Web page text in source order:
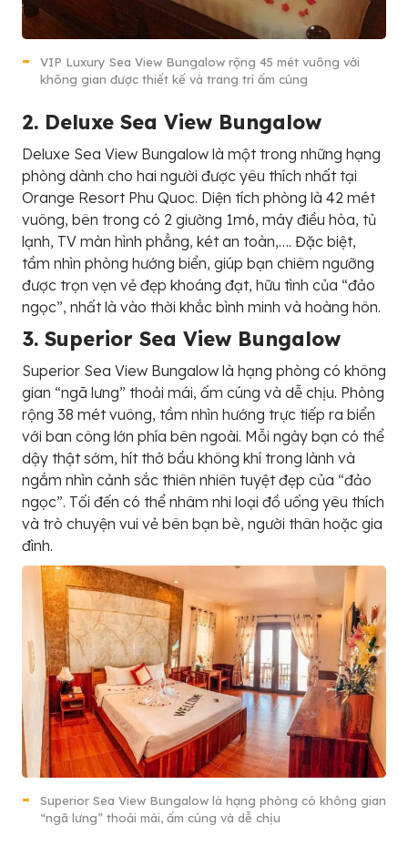
VIP Luxury Sea View Bungalow rộng 45 mét vuông với
không gian được thiết kế và trang trí ấm cúng
2. Deluxe Sea View Bungalow
Deluxe Sea View Bungalow là một trong những hạng
phòng dành cho hai người được yêu thích nhất tại
Orange Resort Phu Quoc. Diện tích phòng là 42 mét
vuông, bên trong có 2 giường 1m6, máy điều hòa, tủ
lạnh, TV màn hình phẳng, két an toàn,…. Đặc biệt,
tầm nhìn phòng hướng biển, giúp bạn chiêm ngưỡng
được trọn vẹn vẻ đẹp khoáng đạt, hữu tình của “đảo
ngọc”, nhất là vào thời khắc bình minh và hoàng hôn.
3. Superior Sea View Bungalow
Superior Sea View Bungalow là hạng phòng có không
gian “ngã lưng” thoải mái, ấm cúng và dễ chịu. Phòng
rộng 38 mét vuông, tầm nhìn hướng trực tiếp ra biển
với ban công lớn phía bên ngoài. Mỗi ngày bạn có thể
dậy thật sớm, hít thở bầu không khí trong lành và
ngắm nhìn cảnh sắc thiên nhiên tuyệt đẹp của “đảo
ngọc”. Tối đến có thể nhâm nhi loại đồ uống yêu thích
và trò chuyện vui vẻ bên bạn bè, người thân hoặc gia
đình.
Superior Sea View Bungalow là hạng phòng có không gian
“ngã lưng” thoải mái, ấm cúng và dễ chịu